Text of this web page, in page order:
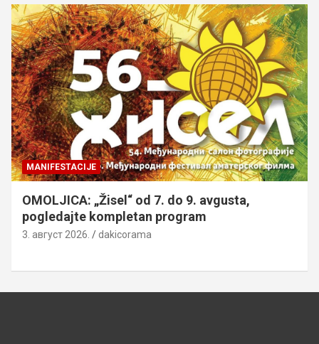
MANIFESTACIJE
OMOLJICA: „Žisel“ od 7. do 9. avgusta,
pogledajte kompletan program
3. август 2026. dakicorama